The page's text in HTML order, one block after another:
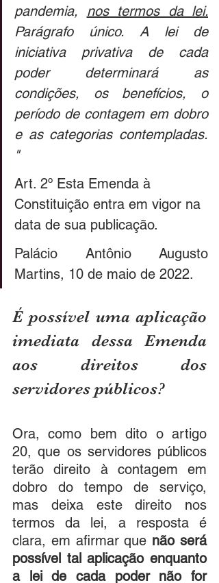
pandemia, nos termos da lei.
Parágrafo único. A lei de
iniciativa privativa de cada
poder determinará as
condições, os benefícios, o
período de contagem em dobro
e as categorias contempladas.
"
Art. 2º Esta Emenda à
Constituição entra em vigor na
data de sua publicação.
Palácio Antônio Augusto
Martins, 10 de maio de 2022.
É possível uma aplicação
imediata dessa Emenda
aos direitos dos
servidores públicos?
Ora, como bem dito o artigo
20, que os servidores públicos
terão direito à contagem em
dobro do tempo de serviço,
mas deixa este direito nos
termos da lei, a resposta é
clara, em afirmar que não será
possível tal aplicação enquanto
a lei de cada poder não for